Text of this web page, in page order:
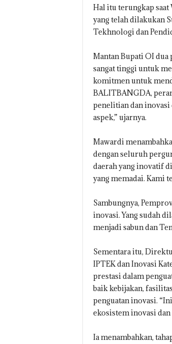
Hal itu terungkap
yang telah dilakukan
Tekhnologi dan
Mantan Bupati OI
sangat tinggi untuk
komitmen untuk
BALITBANGDA,
penelitian dan inovasi
aspek,” ujarnya.
Mawardi
dengan seluruh
daerah yang inovatif
yang memadai. Kami
Sambungnya,
inovasi. Yang sudah
menjadi sabun dan
Sementara itu,
IPTEK dan Inovasi
prestasi dalam
baik kebijakan,
penguatan inovasi.
ekosistem inovasi dan
Ia menambahkan,